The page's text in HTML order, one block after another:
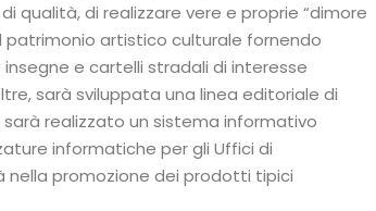
qualità, di realizzare vere e proprie “dimore
patrimonio artistico culturale fornendo
e cartelli stradali di interesse
sarà sviluppata una linea editoriale di
realizzato un sistema informativo
informatiche per gli Uffici di
nella promozione dei prodotti tipici